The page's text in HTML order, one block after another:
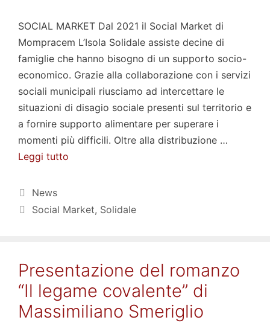
SOCIAL MARKET Dal 2021 il Social Market di
Mompracem L’Isola Solidale assiste decine di
famiglie che hanno bisogno di un supporto socio-
economico. Grazie alla collaborazione con i servizi
sociali municipali riusciamo ad intercettare le
situazioni di disagio sociale presenti sul territorio e
a fornire supporto alimentare per superare i
momenti più difficili. Oltre alla distribuzione …
Leggi tutto
Categorie
News
Tag
Social Market, Solidale
Presentazione del romanzo
“Il legame covalente” di
Massimiliano Smeriglio